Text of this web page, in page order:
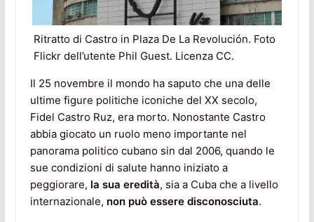
Ritratto di Castro in Plaza De La Revolución. Foto
Flickr dell’utente Phil Guest. Licenza CC.
Il 25 novembre il mondo ha saputo che una delle
ultime figure politiche iconiche del XX secolo,
Fidel Castro Ruz, era morto. Nonostante Castro
abbia giocato un ruolo meno importante nel
panorama politico cubano sin dal 2006, quando le
sue condizioni di salute hanno iniziato a
peggiorare, la sua eredità, sia a Cuba che a livello
internazionale, non può essere disconosciuta.